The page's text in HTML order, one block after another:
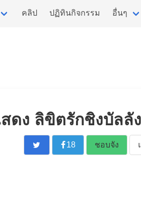
คลิป ปฏิทินกิจกรรม อื่นๆ
ดง ลิขิตรักชิงบัลลั
18 ชอบจัง